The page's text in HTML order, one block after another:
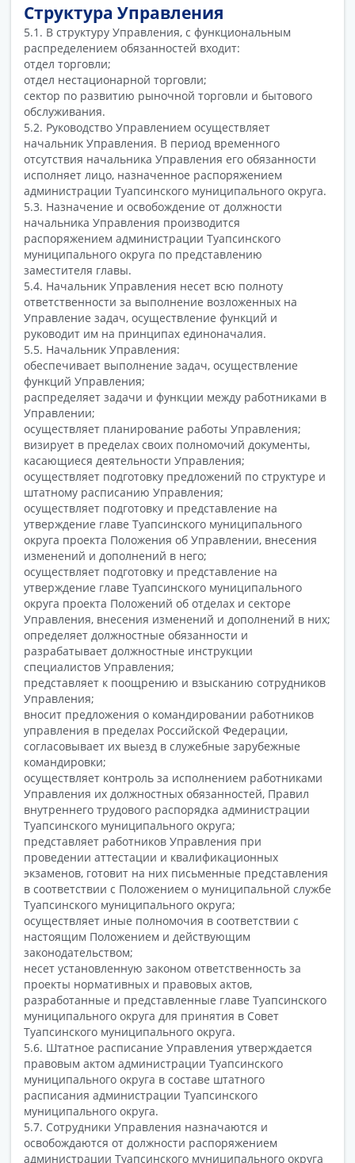
Структура Управления
5.1. В структуру Управления, с функциональным
распределением обязанностей входит:
отдел торговли;
отдел нестационарной торговли;
сектор по развитию рыночной торговли и бытового
обслуживания.
5.2. Руководство Управлением осуществляет
начальник Управления. В период временного
отсутствия начальника Управления его обязанности
исполняет лицо, назначенное распоряжением
администрации Туапсинского муниципального округа.
5.3. Назначение и освобождение от должности
начальника Управления производится
распоряжением администрации Туапсинского
муниципального округа по представлению
заместителя главы.
5.4. Начальник Управления несет всю полноту
ответственности за выполнение возложенных на
Управление задач, осуществление функций и
руководит им на принципах единоначалия.
5.5. Начальник Управления:
обеспечивает выполнение задач, осуществление
функций Управления;
распределяет задачи и функции между работниками в
Управлении;
осуществляет планирование работы Управления;
визирует в пределах своих полномочий документы,
касающиеся деятельности Управления;
осуществляет подготовку предложений по структуре и
штатному расписанию Управления;
осуществляет подготовку и представление на
утверждение главе Туапсинского муниципального
округа проекта Положения об Управлении, внесения
изменений и дополнений в него;
осуществляет подготовку и представление на
утверждение главе Туапсинского муниципального
округа проекта Положений об отделах и секторе
Управления, внесения изменений и дополнений в них;
определяет должностные обязанности и
разрабатывает должностные инструкции
специалистов Управления;
представляет к поощрению и взысканию сотрудников
Управления;
вносит предложения о командировании работников
управления в пределах Российской Федерации,
согласовывает их выезд в служебные зарубежные
командировки;
осуществляет контроль за исполнением работниками
Управления их должностных обязанностей, Правил
внутреннего трудового распорядка администрации
Туапсинского муниципального округа;
представляет работников Управления при
проведении аттестации и квалификационных
экзаменов, готовит на них письменные представления
в соответствии с Положением о муниципальной службе
Туапсинского муниципального округа;
осуществляет иные полномочия в соответствии с
настоящим Положением и действующим
законодательством;
несет установленную законом ответственность за
проекты нормативных и правовых актов,
разработанные и представленные главе Туапсинского
муниципального округа для принятия в Совет
Туапсинского муниципального округа.
5.6. Штатное расписание Управления утверждается
правовым актом администрации Туапсинского
муниципального округа в составе штатного
расписания администрации Туапсинского
муниципального округа.
5.7. Сотрудники Управления назначаются и
освобождаются от должности распоряжением
администрации Туапсинского муниципального округа